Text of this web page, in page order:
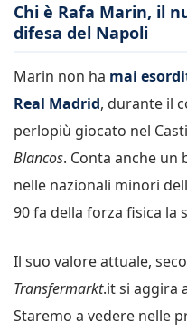
Chi è Rafa Marin, il
difesa del Napoli
Marin non ha mai
Real Madrid, durante il
perlopiù giocato nel
Blancos. Conta anche un
nelle nazionali minori
90 fa della forza fisica la
Il suo valore attuale,
Transfermarkt.it si aggira
Staremo a vedere nelle